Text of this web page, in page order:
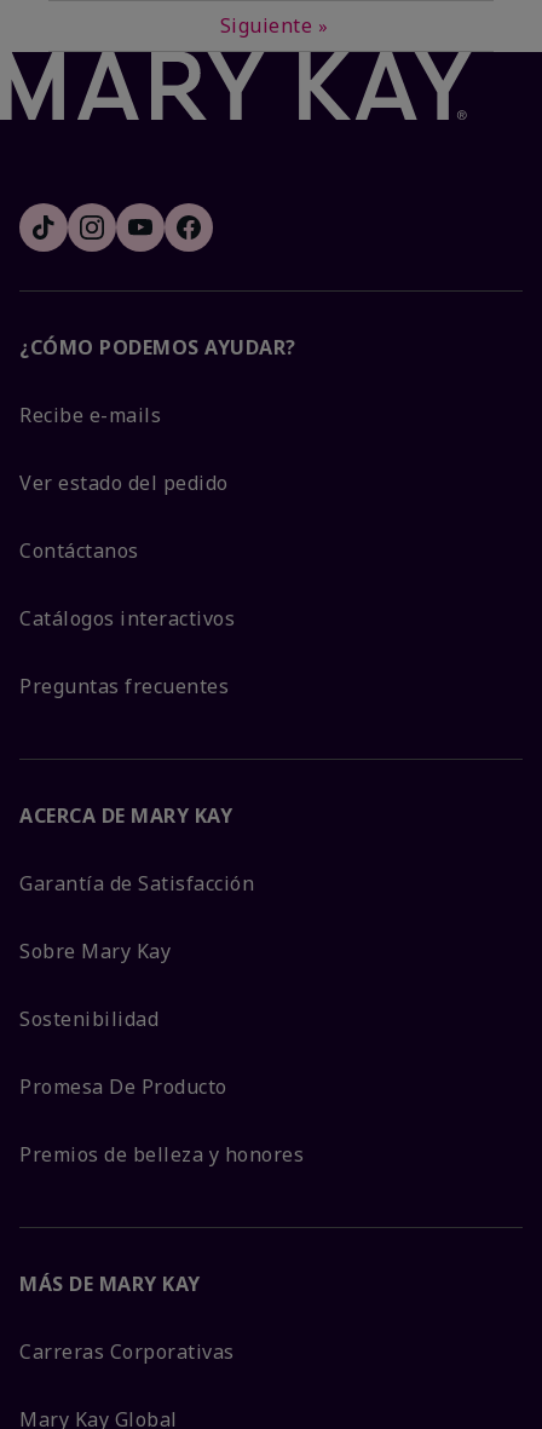
Siguiente »
¿CÓMO PODEMOS AYUDAR?
Recibe e-mails
Ver estado del pedido
Contáctanos
Catálogos interactivos
Preguntas frecuentes
ACERCA DE MARY KAY
Garantía de Satisfacción
Sobre Mary Kay
Sostenibilidad
Promesa De Producto
Premios de belleza y honores
MÁS DE MARY KAY
Carreras Corporativas
Mary Kay Global